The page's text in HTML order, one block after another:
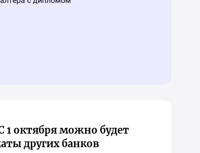
1 октября можно будет
других банков